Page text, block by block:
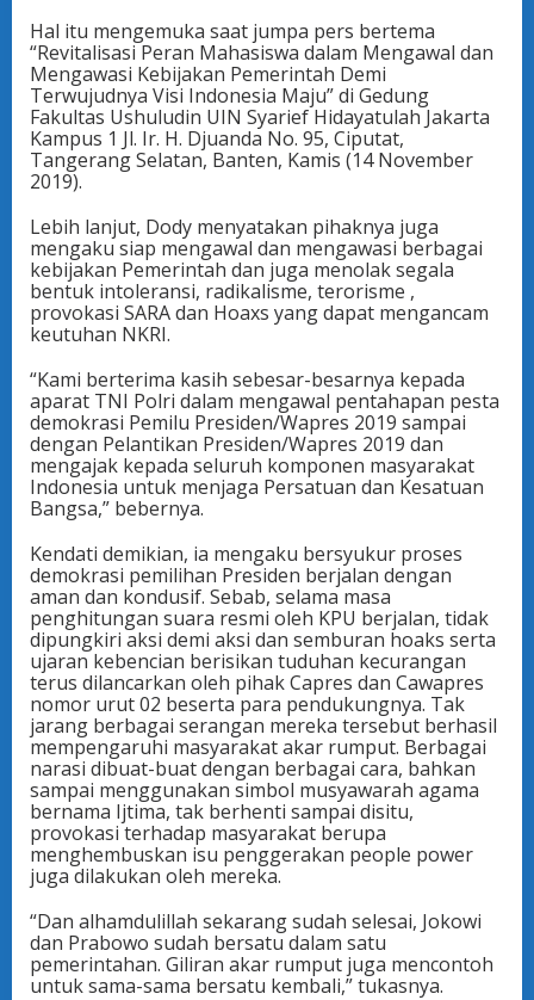
Hal itu mengemuka saat jumpa pers bertema
“Revitalisasi Peran Mahasiswa dalam Mengawal dan
Mengawasi Kebijakan Pemerintah Demi
Terwujudnya Visi Indonesia Maju” di Gedung
Fakultas Ushuludin UIN Syarief Hidayatulah Jakarta
Kampus 1 Jl. Ir. H. Djuanda No. 95, Ciputat,
Tangerang Selatan, Banten, Kamis (14 November
2019).
Lebih lanjut, Dody menyatakan pihaknya juga
mengaku siap mengawal dan mengawasi berbagai
kebijakan Pemerintah dan juga menolak segala
bentuk intoleransi, radikalisme, terorisme ,
provokasi SARA dan Hoaxs yang dapat mengancam
keutuhan NKRI.
“Kami berterima kasih sebesar-besarnya kepada
aparat TNI Polri dalam mengawal pentahapan pesta
demokrasi Pemilu Presiden/Wapres 2019 sampai
dengan Pelantikan Presiden/Wapres 2019 dan
mengajak kepada seluruh komponen masyarakat
Indonesia untuk menjaga Persatuan dan Kesatuan
Bangsa,” bebernya.
Kendati demikian, ia mengaku bersyukur proses
demokrasi pemilihan Presiden berjalan dengan
aman dan kondusif. Sebab, selama masa
penghitungan suara resmi oleh KPU berjalan, tidak
dipungkiri aksi demi aksi dan semburan hoaks serta
ujaran kebencian berisikan tuduhan kecurangan
terus dilancarkan oleh pihak Capres dan Cawapres
nomor urut 02 beserta para pendukungnya. Tak
jarang berbagai serangan mereka tersebut berhasil
mempengaruhi masyarakat akar rumput. Berbagai
narasi dibuat-buat dengan berbagai cara, bahkan
sampai menggunakan simbol musyawarah agama
bernama Ijtima, tak berhenti sampai disitu,
provokasi terhadap masyarakat berupa
menghembuskan isu penggerakan people power
juga dilakukan oleh mereka.
“Dan alhamdulillah sekarang sudah selesai, Jokowi
dan Prabowo sudah bersatu dalam satu
pemerintahan. Giliran akar rumput juga mencontoh
untuk sama-sama bersatu kembali,” tukasnya.